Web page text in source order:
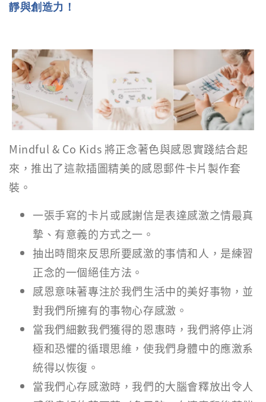
靜與創造力！
Mindful & Co Kids 將正念著色與感恩實踐結合起
來，推出了這款插圖精美的感恩郵件卡片製作套
裝。
一張手寫的卡片或感謝信是表達感激之情最真
摯、有意義的方式之一。
抽出時間來反思所要感激的事情和人，是練習
正念的一個絕佳方法。
感恩意味著專注於我們生活中的美好事物，並
對我們所擁有的事物心存感激。
當我們細數我們獲得的恩惠時，我們將停止消
極和恐懼的循環思維，使我們身體中的應激系
統得以恢復。
當我們心存感激時，我們的大腦會釋放出令人